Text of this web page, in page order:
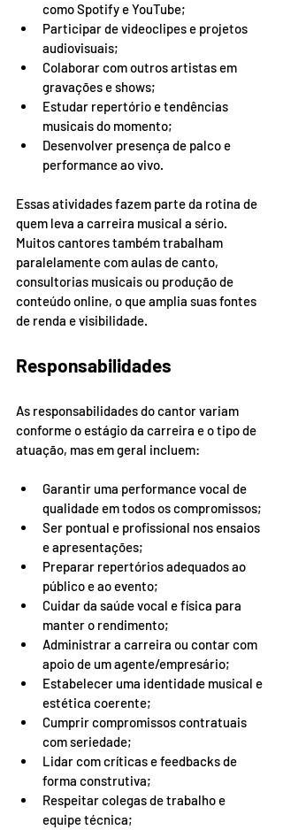
como Spotify e YouTube;
Participar de videoclipes e projetos
audiovisuais;
Colaborar com outros artistas em
gravações e shows;
Estudar repertório e tendências
musicais do momento;
Desenvolver presença de palco e
performance ao vivo.
Essas atividades fazem parte da rotina de
quem leva a carreira musical a sério.
Muitos cantores também trabalham
paralelamente com aulas de canto,
consultorias musicais ou produção de
conteúdo online, o que amplia suas fontes
de renda e visibilidade.
Responsabilidades
As responsabilidades do cantor variam
conforme o estágio da carreira e o tipo de
atuação, mas em geral incluem:
Garantir uma performance vocal de
qualidade em todos os compromissos;
Ser pontual e profissional nos ensaios
e apresentações;
Preparar repertórios adequados ao
público e ao evento;
Cuidar da saúde vocal e física para
manter o rendimento;
Administrar a carreira ou contar com
apoio de um agente/empresário;
Estabelecer uma identidade musical e
estética coerente;
Cumprir compromissos contratuais
com seriedade;
Lidar com críticas e feedbacks de
forma construtiva;
Respeitar colegas de trabalho e
equipe técnica;